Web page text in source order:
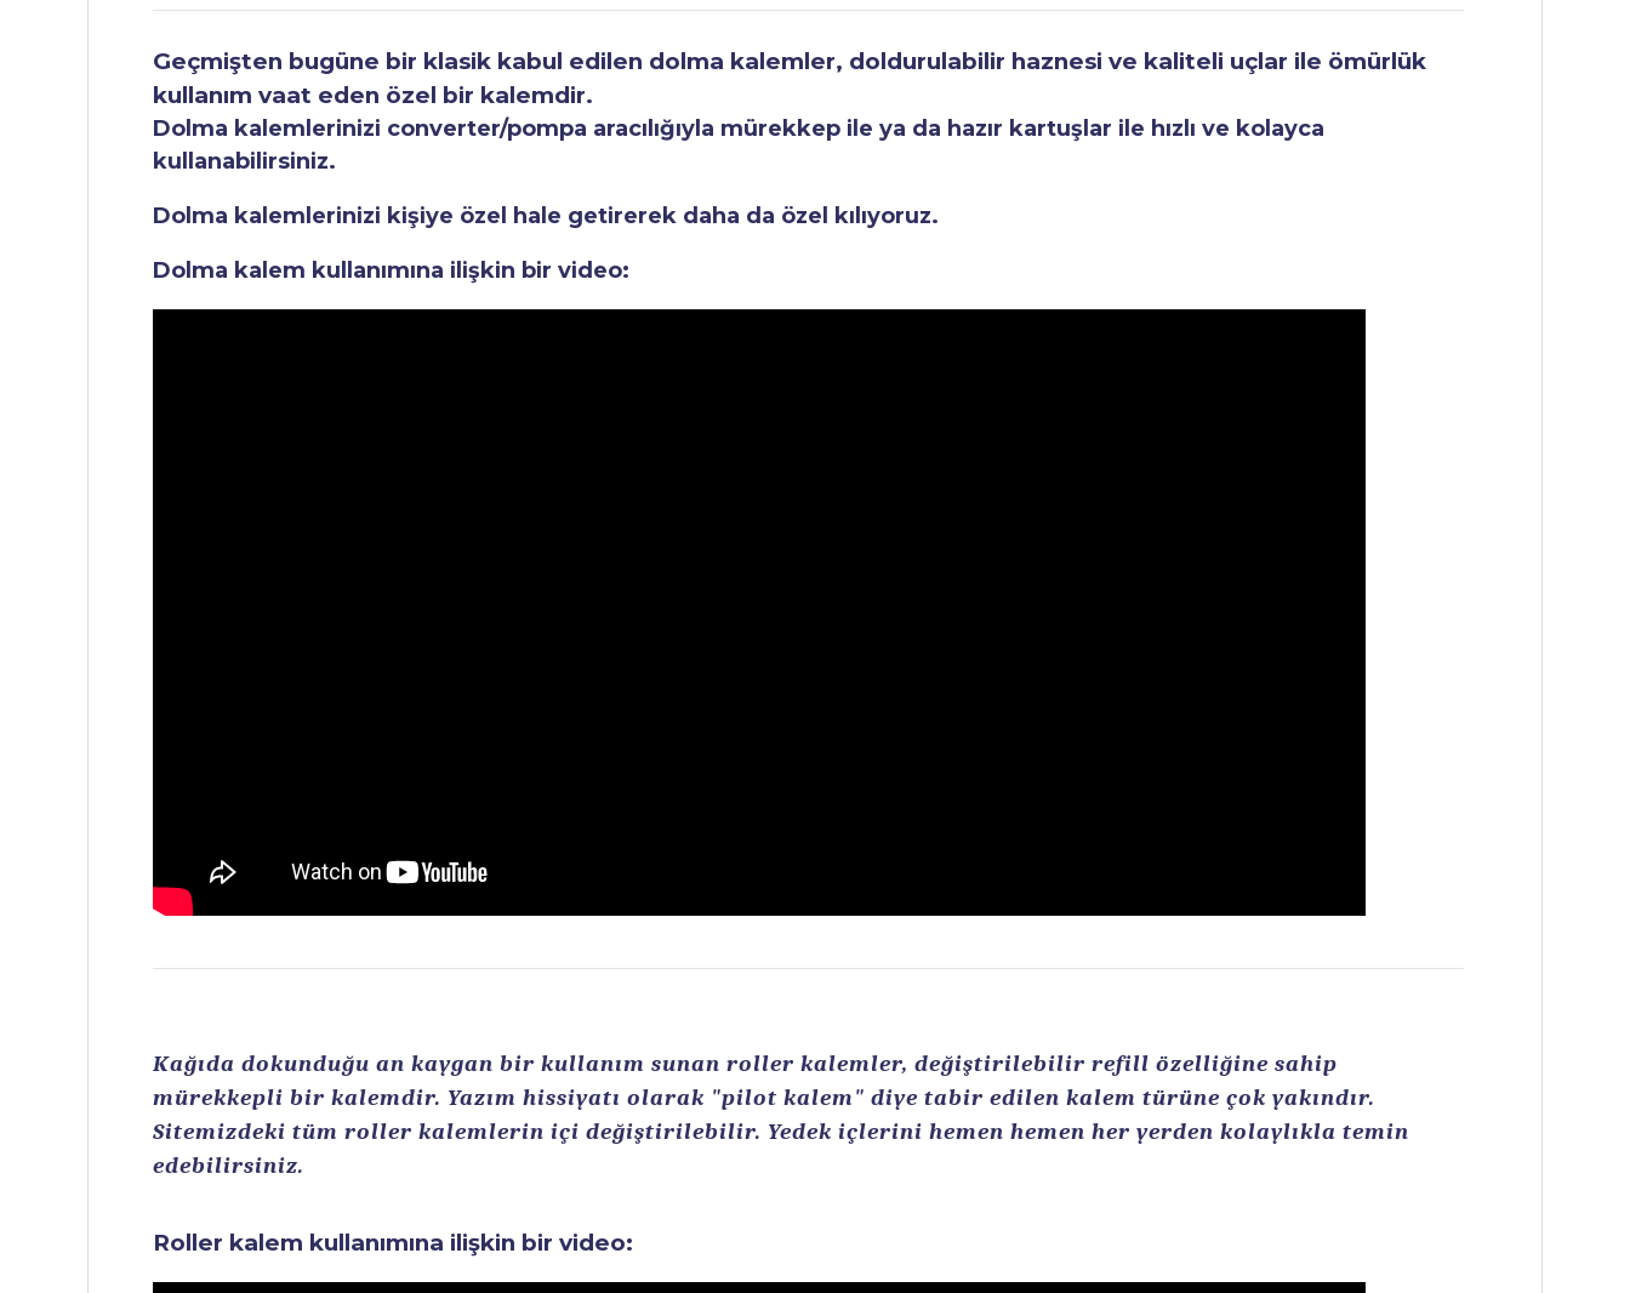
Geçmişten bugüne bir klasik kabul edilen dolma kalemler, doldurulabilir haznesi ve kaliteli uçlar ile ömürlük
kullanım vaat eden özel bir kalemdir.
Dolma kalemlerinizi converter/pompa aracılığıyla mürekkep ile ya da hazır kartuşlar ile hızlı ve kolayca
kullanabilirsiniz.
Dolma kalemlerinizi kişiye özel hale getirerek daha da özel kılıyoruz.
Dolma kalem kullanımına ilişkin bir video:
Kağıda dokunduğu an kaygan bir kullanım sunan roller kalemler, değiştirilebilir refill özelliğine sahip
mürekkepli bir kalemdir. Yazım hissiyatı olarak "pilot kalem" diye tabir edilen kalem türüne çok yakındır.
Sitemizdeki tüm roller kalemlerin içi değiştirilebilir. Yedek içlerini hemen hemen her yerden kolaylıkla temin
edebilirsiniz.
Roller kalem kullanımına ilişkin bir video: